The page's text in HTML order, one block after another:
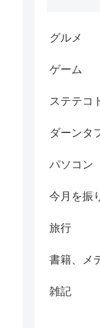
グルメ
ゲーム
ステテコ
ダーンタ
パソコン
今月を振
旅行
書籍、メ
雑記